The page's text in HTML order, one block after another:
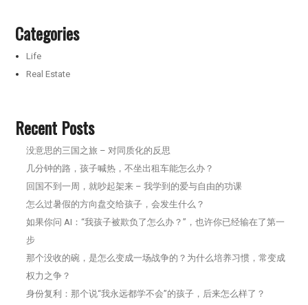
Categories
Life
Real Estate
Recent Posts
没意思的三国之旅 – 对同质化的反思
几分钟的路，孩子喊热，不坐出租车能怎么办？
回国不到一周，就吵起架来 – 我学到的爱与自由的功课
怎么过暑假的方向盘交给孩子，会发生什么？
如果你问 AI：“我孩子被欺负了怎么办？”，也许你已经输在了第一
步
那个没收的碗，是怎么变成一场战争的？为什么培养习惯，常变成
权力之争？
身份复利：那个说“我永远都学不会”的孩子，后来怎么样了？